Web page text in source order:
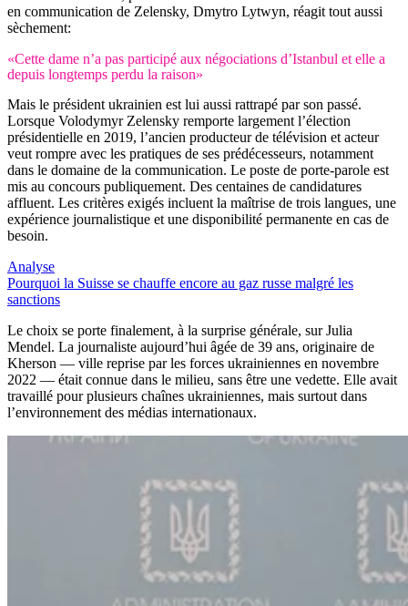
en communication de Zelensky, Dmytro Lytwyn, réagit tout aussi
sèchement:
«Cette dame n’a pas participé aux négociations d’Istanbul et elle a
depuis longtemps perdu la raison»
Mais le président ukrainien est lui aussi rattrapé par son passé.
Lorsque Volodymyr Zelensky remporte largement l’élection
présidentielle en 2019, l’ancien producteur de télévision et acteur
veut rompre avec les pratiques de ses prédécesseurs, notamment
dans le domaine de la communication. Le poste de porte-parole est
mis au concours publiquement. Des centaines de candidatures
affluent. Les critères exigés incluent la maîtrise de trois langues, une
expérience journalistique et une disponibilité permanente en cas de
besoin.
Analyse
Pourquoi la Suisse se chauffe encore au gaz russe malgré les
sanctions
Le choix se porte finalement, à la surprise générale, sur Julia
Mendel. La journaliste aujourd’hui âgée de 39 ans, originaire de
Kherson — ville reprise par les forces ukrainiennes en novembre
2022 — était connue dans le milieu, sans être une vedette. Elle avait
travaillé pour plusieurs chaînes ukrainiennes, mais surtout dans
l’environnement des médias internationaux.